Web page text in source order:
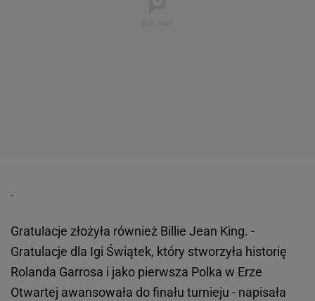
Gratulacje złożyła również Billie Jean King. -
Gratulacje dla Igi Świątek, który stworzyła historię
Rolanda Garrosa i jako pierwsza Polka w Erze
Otwartej awansowała do finału turnieju - napisała